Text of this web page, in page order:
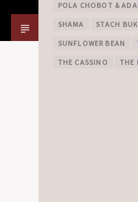
POLA CHOBOT &
SHAMA STACH
SUNFLOWER BEAN
THE CASSINO THE